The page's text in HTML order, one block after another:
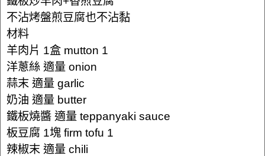
不沾烤盤煎豆腐也不沾黏
材料
羊肉片 1盒 mutton 1
洋蔥絲 適量 onion
蒜末 適量 garlic
奶油 適量 butter
鐵板燒醬 適量 teppanyaki sauce
板豆腐 1塊 firm tofu 1
辣椒末 適量 chili